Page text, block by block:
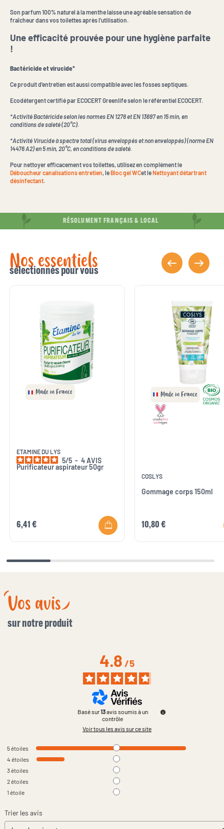
Son parfum 100% naturel à la menthe laisse une agréable sensation de
fraîcheur dans vos toilettes après l'utilisation.
Une efficacité prouvée pour une hygiène parfaite
!
Bactéricide et virucide*
Ce produit d'entretien est aussi compatible avec les fosses septiques.
Ecodétergent certifié par ECOCERT Greenlife selon le référentiel ECOCERT.
*Activité Bactéricide selon les normes EN 1276 et EN 13697 en 15 min, en
conditions de saleté (20°C).
*Activité Virucide à spectre total (virus enveloppés et non enveloppés) (norme EN
14476 A2) en 5 min, 20°C, en conditions de saleté.
Pour nettoyer efficacement vos toilettes, utilisez en complément le
Déboucheur canalisations entretien , leBloc gel WCet leNettoyant détartrant
désinfectant
RÉSOLUMENT FRANÇAIS & LOCAL
Nos essentiels
sélectionnés pour vous
Made in France
ETAMINE DU LYS
5/5 - 4AVIS
Purificateur aspirateur 50gr
6,41 €
Made in France
COSLYS
Gommage corps 150ml
10,80 €
Vos avis
sur notre produit
4.8/5
Basé sur13avis soumis à un
contrôle
Voir tous les avis sur ce site
5étoiles
4 étoiles
3étoiles
2étoiles
1 étoile
Trier les avis